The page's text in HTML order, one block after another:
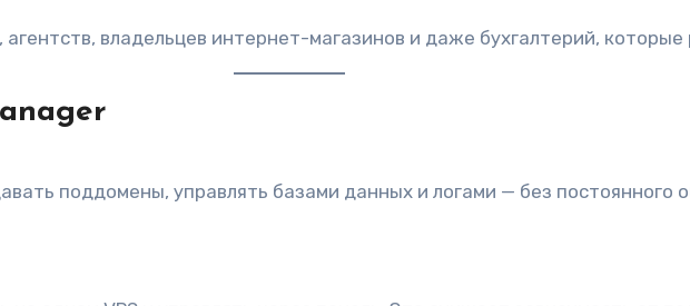
владельцев интернет-магазинов и даже бухгалтерий,
поддомены, управлять базами данных и логами — без постоянного